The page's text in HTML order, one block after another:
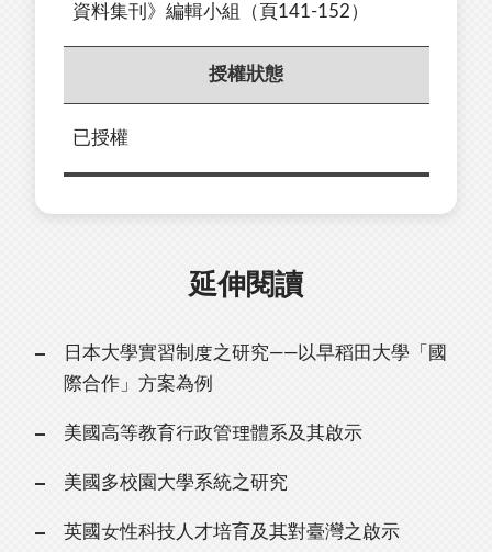
資料集刊》編輯小組（頁141-152）
授權狀態
已授權
延伸閱讀
日本大學實習制度之研究——以早稻田大學「國
際合作」方案為例
美國高等教育行政管理體系及其啟示
美國多校園大學系統之研究
英國女性科技人才培育及其對臺灣之啟示